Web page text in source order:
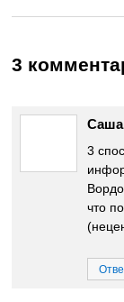
3
Саша
3
что